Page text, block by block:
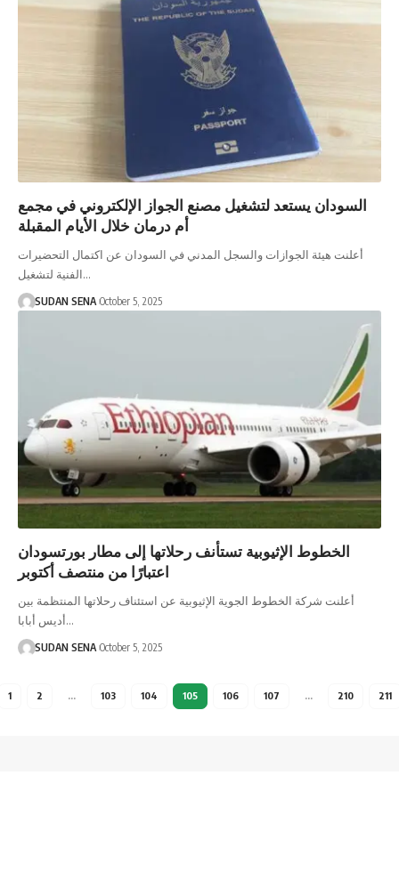
السودان يستعد لتشغيل مصنع الجواز الإلكتروني في مجمع
أم درمان خلال الأيام المقبلة
أعلنت هيئة الجوازات والسجل المدني في السودان عن اكتمال التحضيرات
الفنية لتشغيل…
SUDAN SENA October 5, 2025
الخطوط الإثيوبية تستأنف رحلاتها إلى مطار بورتسودان
اعتبارًا من منتصف أكتوبر
أعلنت شركة الخطوط الجوية الإثيوبية عن استئناف رحلاتها المنتظمة بين
أديس أبابا…
SUDAN SENA October 5, 2025
1 2 … 103 104 105 106 107 … 210 211